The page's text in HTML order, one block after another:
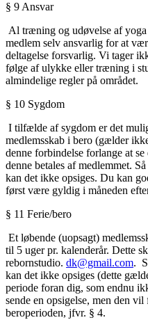
§ 9 Ansvar
Al træning og udøvelse af yoga
medlem selv ansvarlig for at
deltagelse forsvarlig. Vi tager
følge af ulykke eller træning i
almindelige regler på området.
§ 10 Sygdom
I tilfælde af sygdom er det
medlemsskab i bero (gælder
denne forbindelse forlange at
denne betales af medlemmet.
kan det ikke opsiges. Du kan
først være gyldig i måneden
§ 11 Ferie/bero
Et løbende (uopsagt)
til 5 uger pr. kalenderår. Dette
rebornstudio. dk@gmail.com.
kan det ikke opsiges (dette
periode foran dig, som endnu
sende en opsigelse, men den
beroperioden, jfvr. § 4.